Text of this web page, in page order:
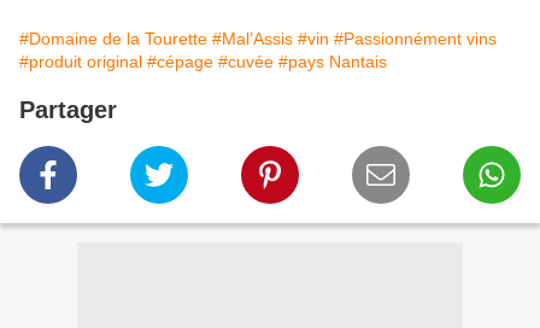
#Domaine de la Tourette #Mal’Assis #vin #Passionnément vins
#produit original #cépage #cuvée #pays Nantais
Partager